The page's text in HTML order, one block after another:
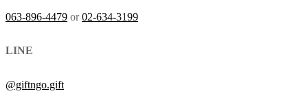
063-896-4479 or02-634-3199
LINE
@giftngo.gift